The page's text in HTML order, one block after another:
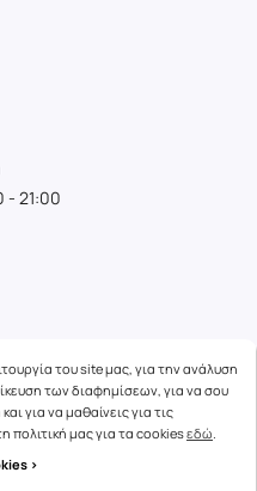
- 21:00
του site μας, για την ανάλυση
των διαφημίσεων, για να σου
για να μαθαίνεις για τις
πολιτική μας για τα cookiesεδώ.
>